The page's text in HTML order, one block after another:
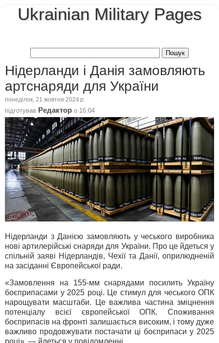
Ukrainian Military Pages
Нідерланди і Данія замовляють
артснаряди для України
понеділок, 21 жовтня 2024 р.
підготував Редактор о 16:04
Нідерланди з Данією замовляють у чеського виробника
нові артилерійські снаряди для України. Про це йдеться у
спільній заяві Нідерландів, Чехії та Данії, оприлюдненій
на засіданні Європейської ради.
«Замовлення на 155-мм снарядами посилить Україну
боєприпасами у 2025 році. Це стимул для чеського ОПК
нарощувати масштаби. Це важлива частина зміцнення
потенціалу всієї європейської ОПК. Споживання
боєприпасів на фронті залишається високим, і тому дуже
важливо продовжувати постачати ці боєприпаси у 2025